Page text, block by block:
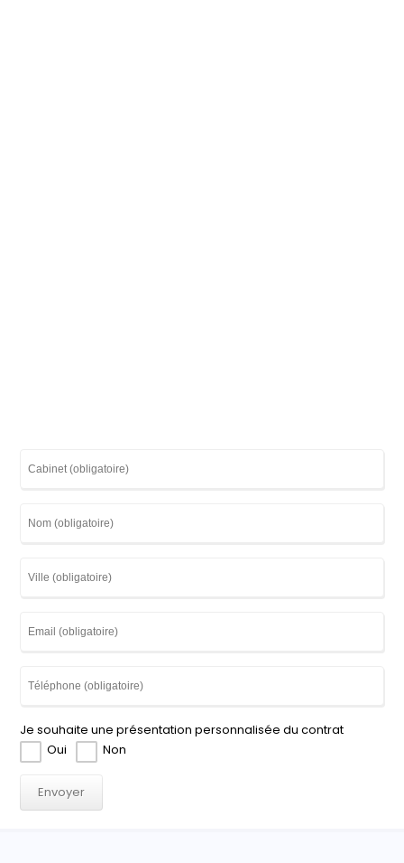
Je souhaite une présentation personnalisée du contrat
Oui
Non